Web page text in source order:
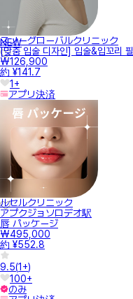
NEW
スノーグローバルクリニック
[맞춤 입술 디자인] 입술&입꼬리
₩126,900
約 ¥141.7
1+
アプリ決済
ルセルクリニック
アプクジョソロデオ駅
唇 パッケージ
₩495,000
約 ¥552.8
9.5(1+)
100+
のみ